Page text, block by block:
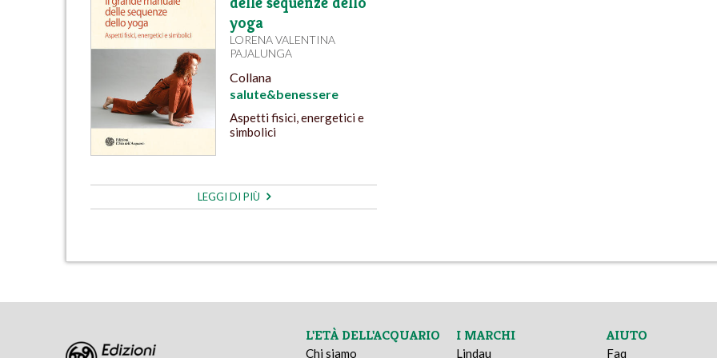
yoga
LORENA VALENTINA
PAJALUNGA
Collana
salute&benessere
Aspetti fisici, energetici e
simbolici
LEGGI DI PIÙ
L'ETÀ DELL'ACQUARIO
Chi siamo
I MARCHI
Lindau
AIUTO
Faq